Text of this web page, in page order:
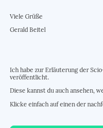
Viele Grüße
Gerald Beitel
Ich habe zur Erläuterung der
veröffentlicht.
Diese kannst du auch ansehen,
Klicke einfach auf einen der